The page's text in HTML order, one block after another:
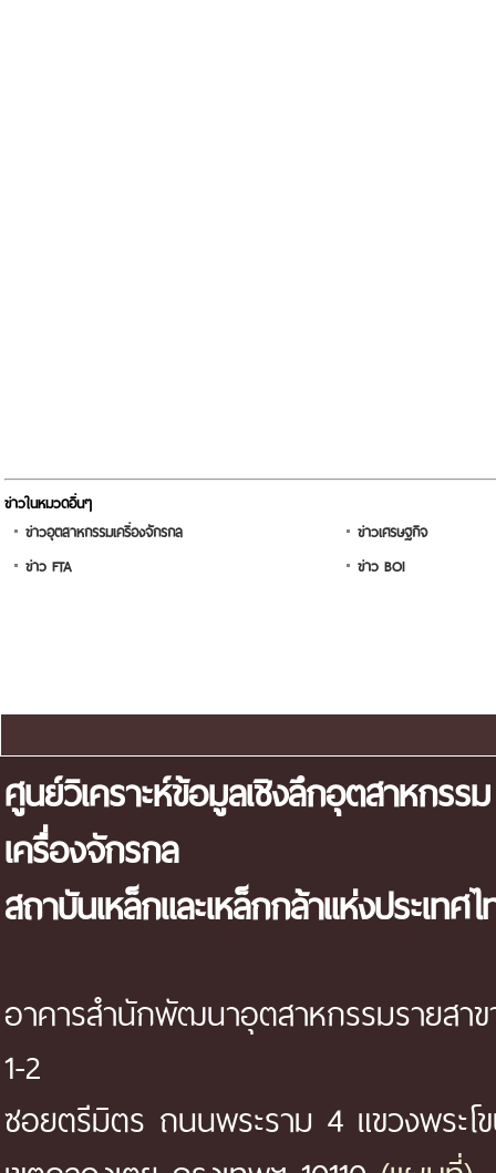
ข่าวในหมวดอื่นๆ
ข่าวอุตสาหกรรมเครื่องจักรกล
ข่าวเศรษฐกิจ
ข่าว FTA
ข่าว BOI
ศูนย์วิเคราะห์ข้อมูลเชิงลึกอุตสาหกรรม
เครื่องจักรกล
สถาบันเหล็กและเหล็กกล้าแห่งประเทศ
อาคารสำนักพัฒนาอุตสาหกรรมรายสา
1-2
ซอยตรีมิตร ถนนพระราม 4 แขวงพระโ